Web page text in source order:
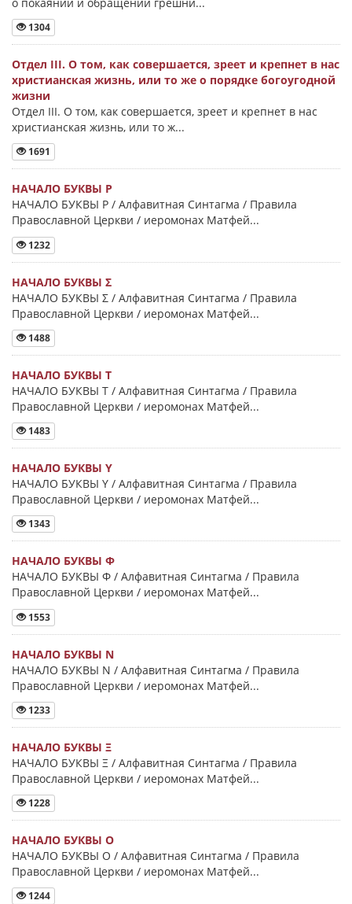
1304
Отдел III. О том, как совершается, зреет и крепнет в нас
христианская жизнь, или то же о порядке богоугодной
жизни
Отдел III. О том, как совершается, зреет и крепнет в нас
христианская жизнь, или то ж...
1691
НАЧАЛО БУКВЫ Ρ
НАЧАЛО БУКВЫ Ρ / Алфавитная Синтагма / Правила
Православной Церкви / иеромонах Матфей...
1232
НАЧАЛО БУКВЫ Σ
НАЧАЛО БУКВЫ Σ / Алфавитная Синтагма / Правила
Православной Церкви / иеромонах Матфей...
1488
НАЧАЛО БУКВЫ Τ
НАЧАЛО БУКВЫ Τ / Алфавитная Синтагма / Правила
Православной Церкви / иеромонах Матфей...
1483
НАЧАЛО БУКВЫ Y
НАЧАЛО БУКВЫ Y / Алфавитная Синтагма / Правила
Православной Церкви / иеромонах Матфей...
1343
НАЧАЛО БУКВЫ Φ
НАЧАЛО БУКВЫ Φ / Алфавитная Синтагма / Правила
Православной Церкви / иеромонах Матфей...
1553
НАЧАЛО БУКВЫ Ν
НАЧАЛО БУКВЫ Ν / Алфавитная Синтагма / Правила
Православной Церкви / иеромонах Матфей...
1233
НАЧАЛО БУКВЫ Ξ
НАЧАЛО БУКВЫ Ξ / Алфавитная Синтагма / Правила
Православной Церкви / иеромонах Матфей...
1228
НАЧАЛО БУКВЫ Ο
НАЧАЛО БУКВЫ Ο / Алфавитная Синтагма / Правила
Православной Церкви / иеромонах Матфей...
1244